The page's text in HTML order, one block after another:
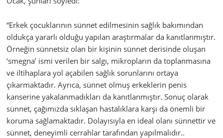
“Erkek çocuklarının sünnet edilmesinin sağlık bakımından
oldukça yararlı olduğu yapılan araştırmalar da kanıtlanmıştır.
Örneğin sünnetsiz olan bir kişinin sünnet derisinde oluşan
‘smegna’ ismi verilen bir salgı, mikropların da toplanmasına
ve iltihaplara yol açabilen sağlık sorunlarını ortaya
çıkarmaktadır. Ayrıca, sünnet olmuş erkeklerin penis
kanserine yakalanmadıkları da kanıtlanmıştır. Sonuç olarak
sünnet, çağımızda sıklaşan hastalıklara karşı da önemli bir
koruma sağlamaktadır. Dolayısıyla en ideal olanı sünnettir ve
sünnet, deneyimli cerrahlar tarafından yapılmalıdır..